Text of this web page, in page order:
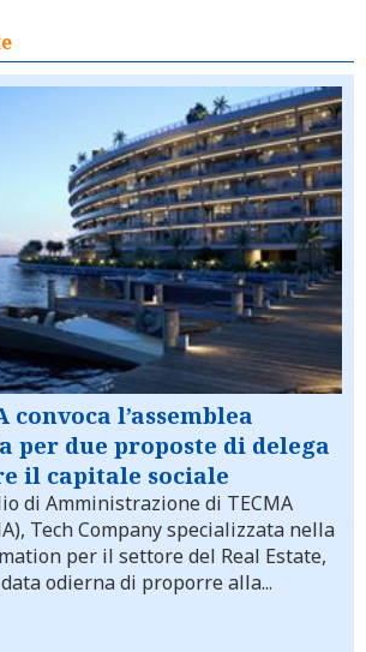
convoca l’assemblea
per due proposte di delega
il capitale sociale
di Amministrazione di TECMA
Tech Company specializzata nella
per il settore del Real Estate,
odierna di proporre alla...